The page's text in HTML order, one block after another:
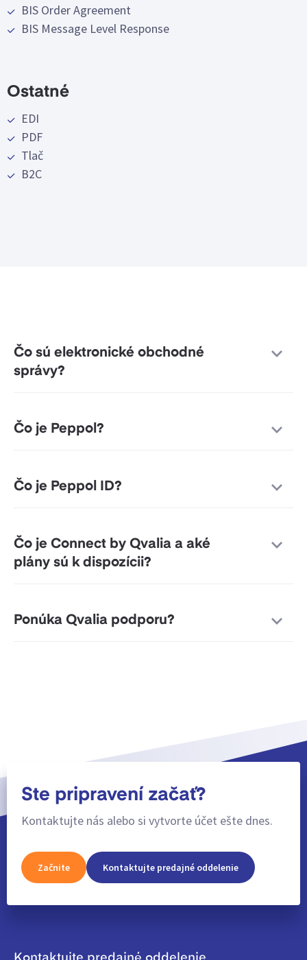
BIS Order Agreement
BIS Message Level Response
Ostatné
EDI
PDF
Tlač
B2C
Čo sú elektronické obchodné
správy?
Čo je Peppol?
Čo je Peppol ID?
Čo je Connect by Qvalia a aké
plány sú k dispozícii?
Ponúka Qvalia podporu?
Ste pripravení začať?
Kontaktujte nás alebo si vytvorte účet ešte dnes.
Začnite Kontaktujte predajné oddelenie